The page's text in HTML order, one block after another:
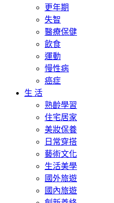
更年期
失智
醫療保健
飲食
運動
慢性病
癌症
生 活
熟齡學習
住宅居家
美妝保養
日常穿搭
藝術文化
生活美學
國外旅遊
國內旅遊